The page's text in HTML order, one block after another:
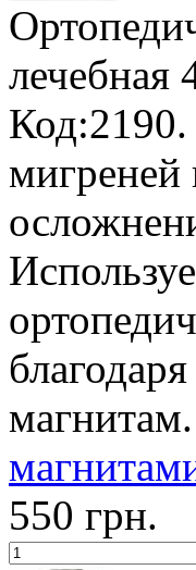
лечебная
мигреней
магнитам.
550 грн.